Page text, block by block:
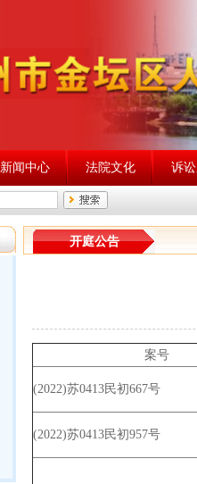
新闻中心 法院文化 诉
开庭公告
案号
(2022)苏0413民初667号
(2022)苏0413民初957号